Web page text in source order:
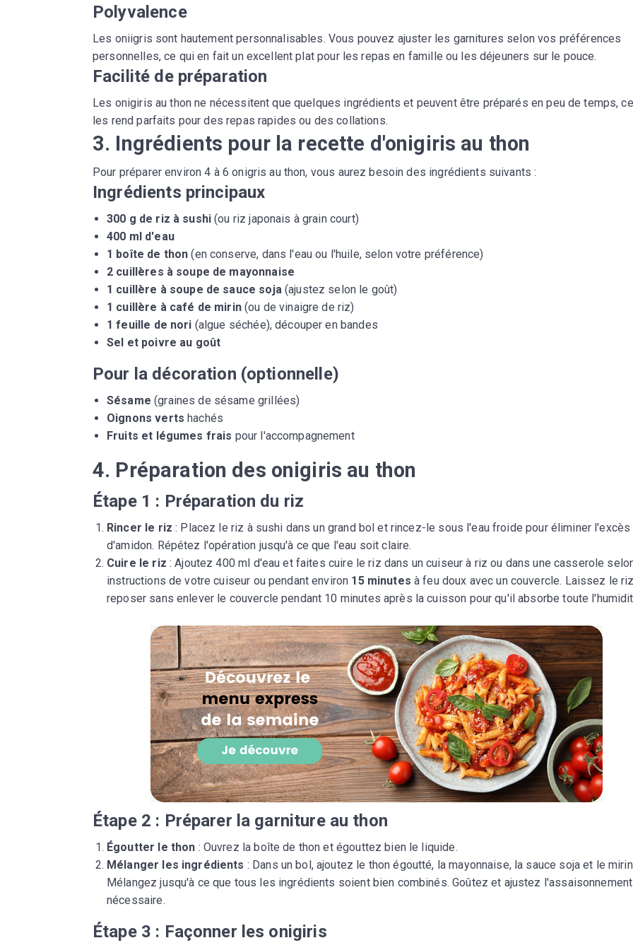
Polyvalence
Les oniigris sont hautement personnalisables. Vous pouvez ajuster les garnitures selon vos préférences
personnelles, ce qui en fait un excellent plat pour les repas en famille ou les déjeuners sur le pouce.
Facilité de préparation
Les onigiris au thon ne nécessitent que quelques ingrédients et peuvent être préparés en peu de temps,
les rend parfaits pour des repas rapides ou des collations.
3. Ingrédients pour la recette d'onigiris au thon
Pour préparer environ 4 à 6 onigris au thon, vous aurez besoin des ingrédients suivants :
Ingrédients principaux
300 g de riz à sushi (ou riz japonais à grain court)
400 ml d'eau
1 boîte de thon (en conserve, dans l'eau ou l'huile, selon votre préférence)
2 cuillères à soupe de mayonnaise
1 cuillère à soupe de sauce soja (ajustez selon le goût)
1 cuillère à café de mirin(ou de vinaigre de riz)
1 feuille de nori (algue séchée), découper en bandes
Sel et poivre au goût
Pour la décoration (optionnelle)
Sésame (graines de sésame grillées)
Oignons verts hachés
Fruits et légumes frais pour l'accompagnement
4. Préparation des onigiris au thon
Étape 1 : Préparation du riz
Rincer le riz : Placez le riz à sushi dans un grand bol et rincez-le sous l'eau froide pour éliminer l'excès
d'amidon. Répétez l'opération jusqu'à ce que l'eau soit claire.
Cuire le riz : Ajoutez 400 ml d'eau et faites cuire le riz dans un cuiseur à riz ou dans une casserole
instructions de votre cuiseur ou pendant environ 15 minutes à feu doux avec un couvercle. Laissez le
reposer sans enlever le couvercle pendant 10 minutes après la cuisson pour qu'il absorbe toute
Étape 2 : Préparer la garniture au thon
Égoutter le thon : Ouvrez la boîte de thon et égouttez bien le liquide.
Mélanger les ingrédients : Dans un bol, ajoutez le thon égoutté, la mayonnaise, la sauce soja et le
Mélangez jusqu'à ce que tous les ingrédients soient bien combinés. Goûtez et ajustez
nécessaire.
Étape 3 : Façonner les onigiris